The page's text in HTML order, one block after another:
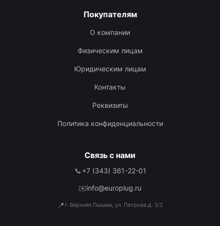
Покупателям
О компании
Физическим лицам
Юридическим лицам
Контакты
Реквизиты
Политика конфиденциальности
Связь с нами
📞+7 (343) 361-22-01
✉️info@europlug.ru
📍 г. Верхняя Пышма, ул. Петрова д. 3/2